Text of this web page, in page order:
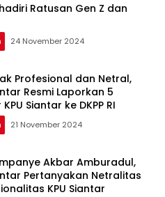
Ratusan Gen Z dan
24 November 2024
Profesional dan Netral,
Resmi Laporkan 5
Siantar ke DKPP RI
21 November 2024
Akbar Amburadul,
Pertanyakan Netralitas
KPU Siantar